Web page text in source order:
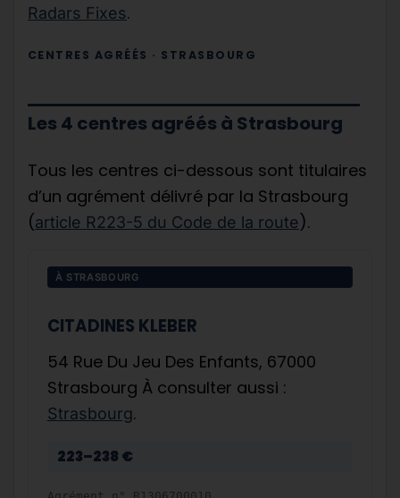
Radars Fixes.
CENTRES AGRÉÉS · STRASBOURG
Les 4 centres agréés à Strasbourg
Tous les centres ci-dessous sont titulaires
d’un agrément délivré par la Strasbourg
(article R223-5 du Code de la route).
À STRASBOURG
CITADINES KLEBER
54 Rue Du Jeu Des Enfants, 67000
Strasbourg À consulter aussi :
Strasbourg.
223–238 €